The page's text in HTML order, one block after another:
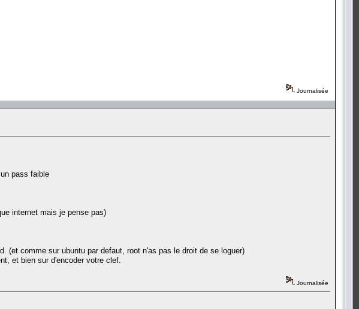
Journalisée
pass faible
internet mais je pense pas)
(et comme sur ubuntu par defaut, root n'as pas le droit de se loguer)
et bien sur d'encoder votre clef.
Journalisée